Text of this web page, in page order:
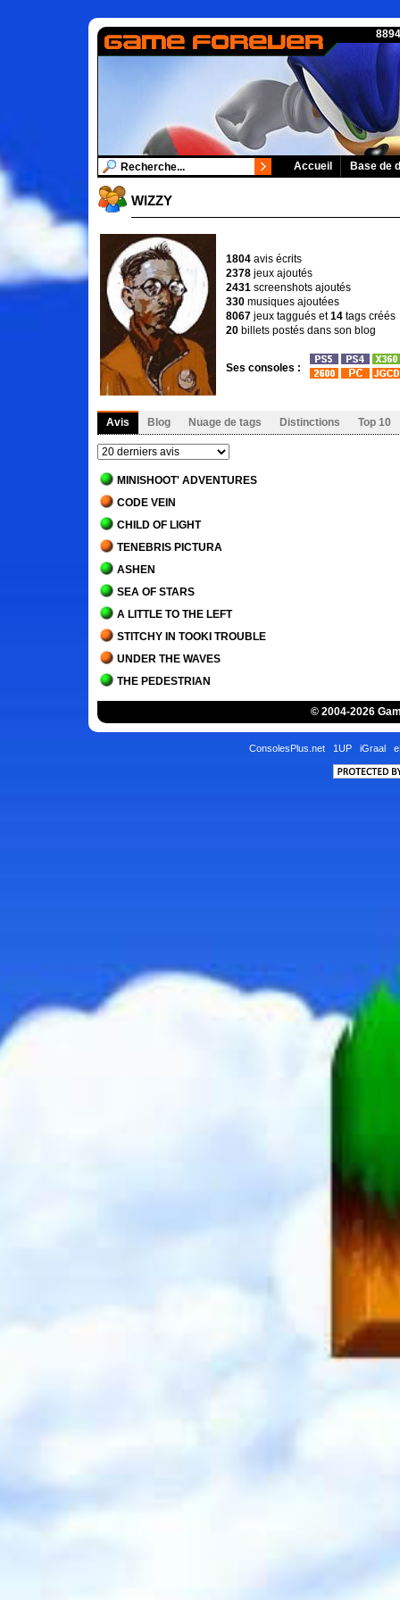
Accueil Base de
WIZZY
1804 avis écrits
2378 jeux ajoutés
2431 screenshots ajoutés
330 musiques ajoutées
8067 jeux taggués et14 tags créés
20 billets postés dans son blog
Ses consoles :
Avis Blog Nuage de tags Distinctions Top 10
MINISHOOT' ADVENTURES
CODE VEIN
CHILD OF LIGHT
TENEBRIS PICTURA
ASHEN
SEA OF STARS
A LITTLE TO THE LEFT
STITCHY IN TOOKI TROUBLE
UNDER THE WAVES
THE PEDESTRIAN
BLADES OF FIRE
THE LAST ORICRU
SEKIRO - SHADOWS DIE TWICE
© 2004-2026
ConsolesPlus.net 1UP iGraal